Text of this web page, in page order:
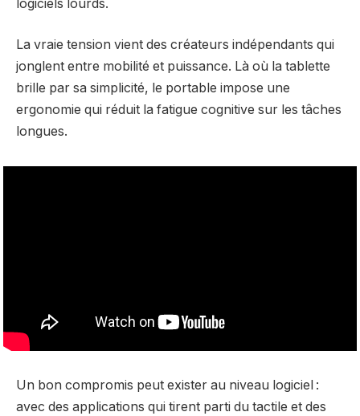
logiciels lourds.
La vraie tension vient des créateurs indépendants qui
jonglent entre mobilité et puissance. Là où la tablette
brille par sa simplicité, le portable impose une
ergonomie qui réduit la fatigue cognitive sur les tâches
longues.
Un bon compromis peut exister au niveau logiciel :
avec des applications qui tirent parti du tactile et des